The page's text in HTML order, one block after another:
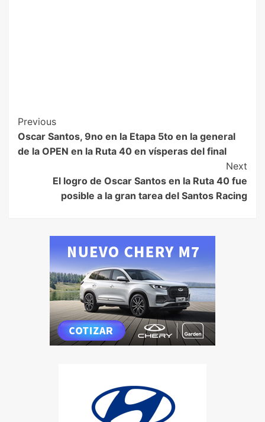
Previous
Oscar Santos, 9no en la Etapa 5to en la general
de la OPEN en la Ruta 40 en vísperas del final
Next
El logro de Oscar Santos en la Ruta 40 fue
posible a la gran tarea del Santos Racing